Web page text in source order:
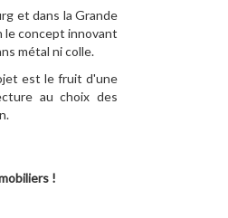
et dans la Grande
le concept innovant
métal ni colle.
est le fruit d'une
au choix des
!